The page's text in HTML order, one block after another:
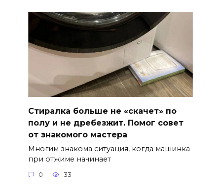
Стиралка больше не «скачет» по
полу и не дребезжит. Помог совет
от знакомого мастера
Многим знакома ситуация, когда машинка
при отжиме начинает
0 33